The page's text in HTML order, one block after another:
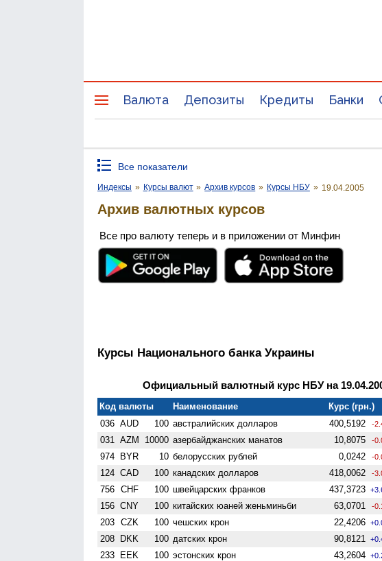
Валюта Депозиты Кредиты Банки
Все показатели
Индексы » Курсы валют » Архив курсов » Курсы НБУ » 19.04.2005
Архив валютных курсов
Все про валюту теперь и в приложении от Минфин
Курсы Национального банка Украины
Официальный валютный курс НБУ на
Код валюты Наименование
Курс (грн.)
036 AUD 100 австралийских долларов 400,5192 -
031 AZM 10000 азербайджанских манатов 10,8075 -
974 BYR 10 белорусских рублей 0,0242 -
124 CAD 100 канадских долларов 418,0062 -
756 CHF 100 швейцарских франков 437,3723
156 CNY 100 китайских юаней женьминьби 63,0701 -
203 CZK 100 чешских крон 22,4206
208 DKK 100 датских крон 90,8121
233 EEK 100 эстонских крон 43,2604